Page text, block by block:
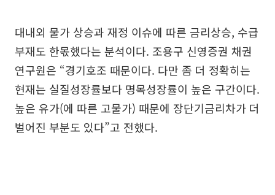
대내외 물가 상승과 재정 이슈에 따른 금리상승, 수급
부재도 한몫했다는 분석이다. 조용구 신영증권 채권
연구원은 “경기호조 때문이다. 다만 좀 더 정확히는
현재는 실질성장률보다 명목성장률이 높은 구간이다.
높은 유가(에 따른 고물가) 때문에 장단기금리차가 더
벌어진 부분도 있다”고 전했다.